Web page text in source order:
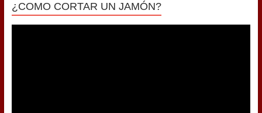
¿COMO CORTAR UN JAMÓN?